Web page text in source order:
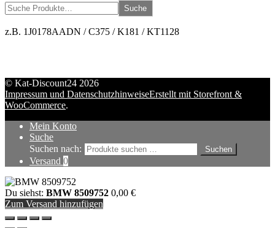
Suche
z.B. 1J0178AADN / C375 / K181 / KT1128
© Kat-Discount24 2026
Impressum und DatenschutzhinweiseErstellt mit Storefront &
WooCommerce.
Mein Konto
Suche
Suchen nach:
Suchen
Versand 0
Du siehst: BMW 8509752 0,00 €
Zum Versand hinzufügen